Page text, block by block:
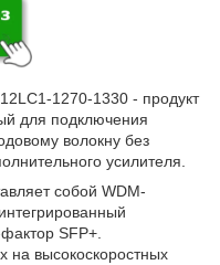
1270-1330 - продукт
для подключения
волокну без
усилителя.
собой WDM-
SFP+.
на высокоскоростных